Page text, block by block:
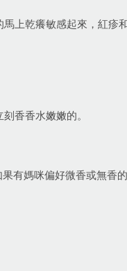
上乾癢敏感起來，紅疹
香香水嫩嫩的。
有媽咪偏好微香或無香